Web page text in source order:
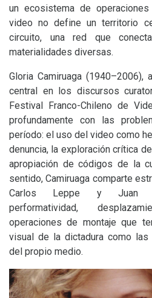
un ecosistema de
video no define un territorio
circuito, una red que
materialidades diversas.
Gloria Camiruaga (1940–2006),
central en los discursos
Festival Franco-Chileno de
profundamente con las
período: el uso del video como
denuncia, la exploración crítica
apropiación de códigos de la
sentido, Camiruaga comparte
Carlos Leppe y Juan
performatividad,
operaciones de montaje que
visual de la dictadura como
del propio medio.